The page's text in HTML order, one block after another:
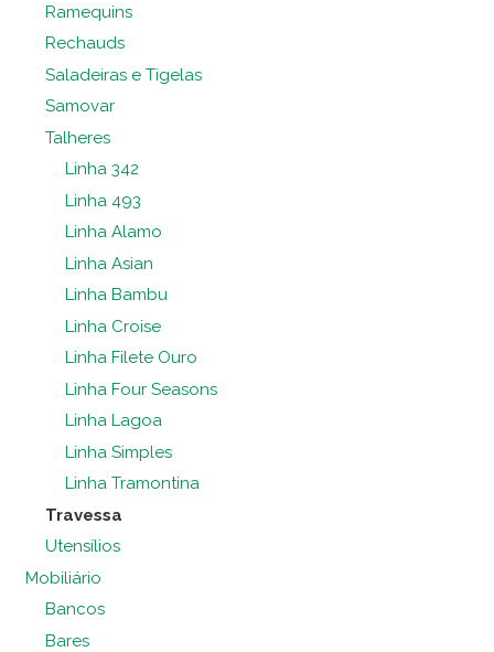
Ramequins
Rechauds
Saladeiras e Tigelas
Samovar
Talheres
Linha 342
Linha 493
Linha Alamo
Linha Asian
Linha Bambu
Linha Croise
Linha Filete Ouro
Linha Four Seasons
Linha Lagoa
Linha Simples
Linha Tramontina
Travessa
Utensílios
Mobiliário
Bancos
Bares